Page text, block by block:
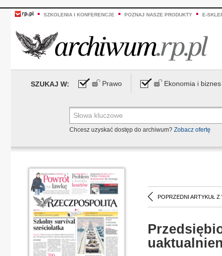
SZKOLENIA I KONFERENCJE POZNAJ NASZE PRODUKTY E-
SZUKAJ W: Prawo Ekonomia i biznes
Chcesz uzyskać dostęp do archiwum? Zobacz ofertę
POPRZEDNI ARTYKUŁ Z